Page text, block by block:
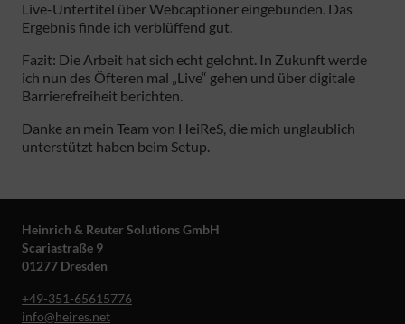
Live-Untertitel über Webcaptioner eingebunden. Das
Ergebnis finde ich verblüffend gut.
Fazit: Die Arbeit hat sich echt gelohnt. In Zukunft werde
ich nun des Öfteren mal „Live“ gehen und über digitale
Barrierefreiheit berichten.
Danke an mein Team von HeiReS, die mich unglaublich
unterstützt haben beim Setup.
Heinrich & Reuter Solutions GmbH
Scariastraße 9
01277 Dresden
+49-351-65615776
info@heires.net